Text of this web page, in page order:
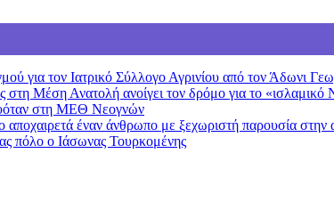
για τον Ιατρικό Σύλλογο Αγρινίου από τον Άδωνι
στη Μέση Ανατολή ανοίγει τον δρόμο για το
στη ΜΕΘ Νεογνών
έναν άνθρωπο με ξεχωριστή παρουσία στην
πόλο ο Ιάσωνας Τουρκομένης